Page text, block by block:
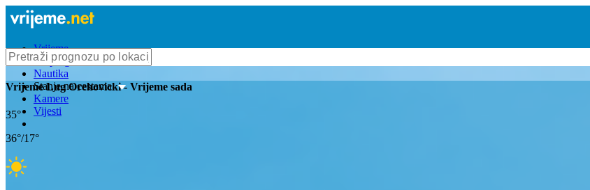
Vrijeme
Bioprognoza
Nautika
Stanje na cestama
Kamere
Vijesti
VrijemeLug Orehovicki- Vrijeme sada
35°
36°/17°